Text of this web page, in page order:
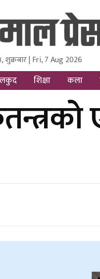
and Research Pvt Ltd.
शुक्रबार | Fri, 7 Aug 2026
शिक्षा कला